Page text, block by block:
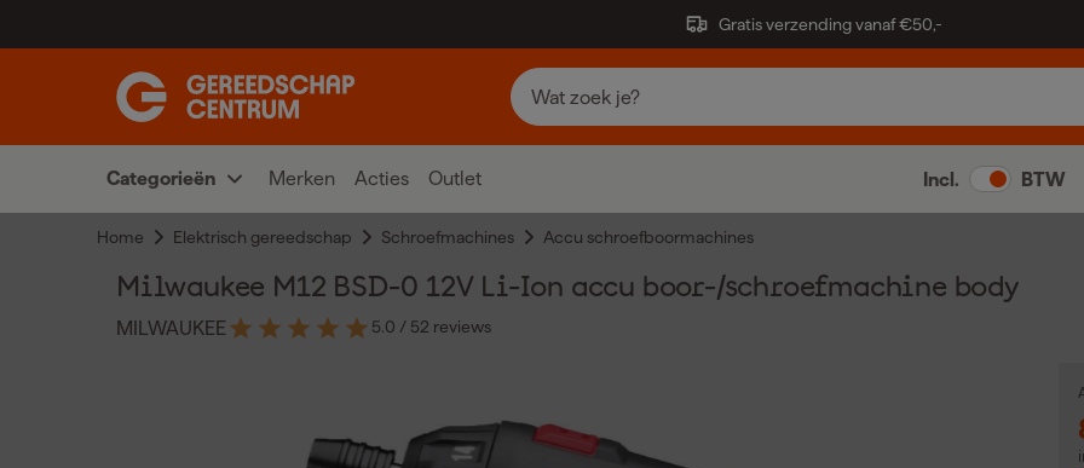
Gratis verzending vanaf €50,-
Categorieën Merken Acties Outlet Incl. BTW
Home Elektrisch gereedschap Schroefmachines Accu schroefboormachines
Milwaukee M12 BSD-0 12V Li-Ion accu boor-/schroefmachine body
MILWAUKEE 5.0 / 52 reviews